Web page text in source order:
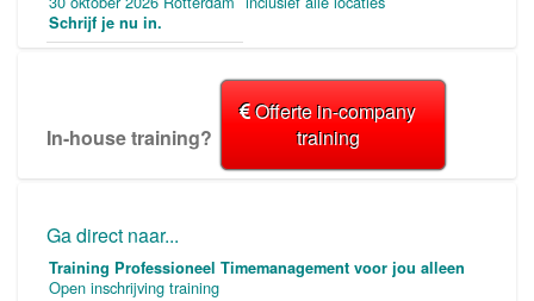
Schrijf je nu in.
In-house training?
Offerte in-company
training
Ga direct naar...
Training Professioneel Timemanagement voor jou alleen
Open inschrijving training